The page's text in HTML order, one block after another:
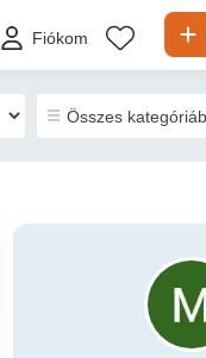
Fiókom